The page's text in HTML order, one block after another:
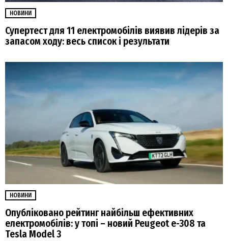
НОВИНИ
Супертест для 11 електромобілів виявив лідерів за
запасом ходу: весь список і результати
НОВИНИ
Опубліковано рейтинг найбільш ефективних
електромобілів: у топі – новий Peugeot e-308 та
Tesla Model 3